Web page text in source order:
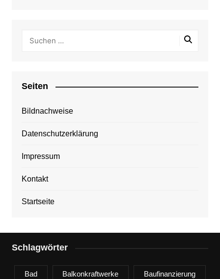
Seiten
Bildnachweise
Datenschutzerklärung
Impressum
Kontakt
Startseite
Schlagwörter
Bad Balkonkraftwerke Baufinanzierung